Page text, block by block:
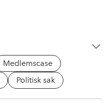
Medlemscase
Politisk sak